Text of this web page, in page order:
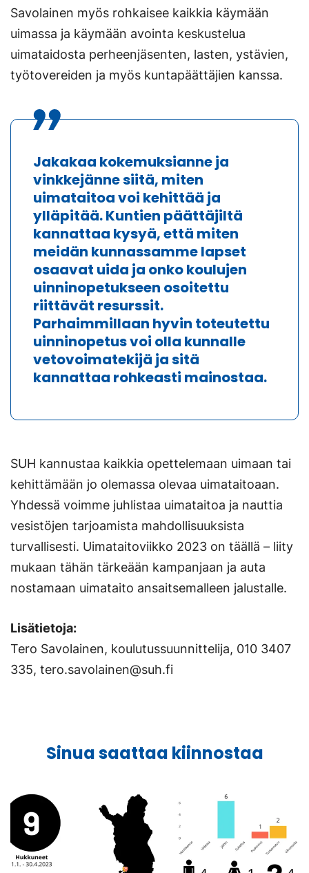
Savolainen myös rohkaisee kaikkia käymään
uimassa ja käymään avointa keskustelua
uimataidosta perheenjäsenten, lasten, ystävien,
työtovereiden ja myös kuntapäättäjien kanssa.
Jakakaa kokemuksianne ja
vinkkejänne siitä, miten
uimataitoa voi kehittää ja
ylläpitää. Kuntien päättäjiltä
kannattaa kysyä, että miten
meidän kunnassamme lapset
osaavat uida ja onko koulujen
uinninopetukseen osoitettu
riittävät resurssit.
Parhaimmillaan hyvin toteutettu
uinninopetus voi olla kunnalle
vetovoimatekijä ja sitä
kannattaa rohkeasti mainostaa.
SUH kannustaa kaikkia opettelemaan uimaan tai
kehittämään jo olemassa olevaa uimataitoaan.
Yhdessä voimme juhlistaa uimataitoa ja nauttia
vesistöjen tarjoamista mahdollisuuksista
turvallisesti. Uimataitoviikko 2023 on täällä – liity
mukaan tähän tärkeään kampanjaan ja auta
nostamaan uimataito ansaitsemalleen jalustalle.
Lisätietoja:
Tero Savolainen, koulutussuunnittelija, 010 3407
335, tero.savolainen@suh.fi
Sinua saattaa kiinnostaa